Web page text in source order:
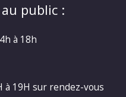
public :
à 18h
à 19H sur rendez-vous